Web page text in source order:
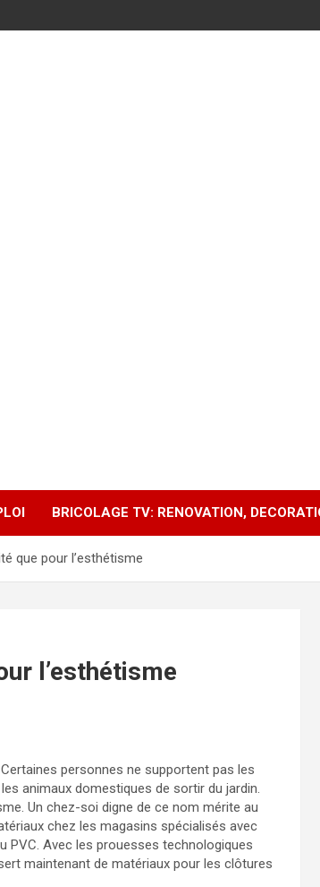
BRICOLAGE TV: RENOVATION,
que pour l’esthétisme
l’esthétisme
personnes ne supportent pas les
animaux domestiques de sortir du jardin.
Un chez-soi digne de ce nom mérite au
chez les magasins spécialisés avec
PVC. Avec les prouesses technologiques
maintenant de matériaux pour les clôtures